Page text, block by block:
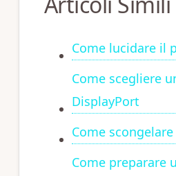
Come lucidare il
Come scegliere
DisplayPort
Come
Come preparare